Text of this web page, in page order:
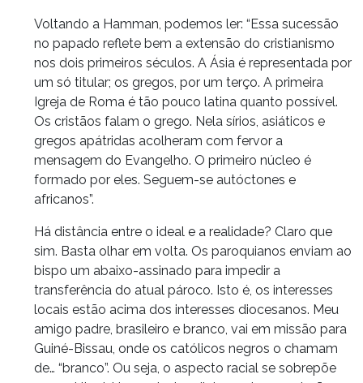
Voltando a Hamman, podemos ler: “Essa sucessão
no papado reflete bem a extensão do cristianismo
nos dois primeiros séculos. A Ásia é representada por
um só titular; os gregos, por um terço. A primeira
Igreja de Roma é tão pouco latina quanto possível.
Os cristãos falam o grego. Nela sírios, asiáticos e
gregos apátridas acolheram com fervor a
mensagem do Evangelho. O primeiro núcleo é
formado por eles. Seguem-se autóctones e
africanos”.
Há distância entre o ideal e a realidade? Claro que
sim. Basta olhar em volta. Os paroquianos enviam ao
bispo um abaixo-assinado para impedir a
transferência do atual pároco. Isto é, os interesses
locais estão acima dos interesses diocesanos. Meu
amigo padre, brasileiro e branco, vai em missão para
Guiné-Bissau, onde os católicos negros o chamam
de… “branco”. Ou seja, o aspecto racial se sobrepõe